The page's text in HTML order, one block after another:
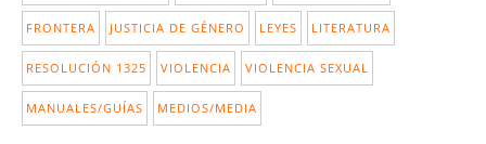
FRONTERA JUSTICIA DE GÉNERO LEYES LITERATURA
RESOLUCIÓN 1325 VIOLENCIA VIOLENCIA SEXUAL
MANUALES/GUÍAS MEDIOS/MEDIA